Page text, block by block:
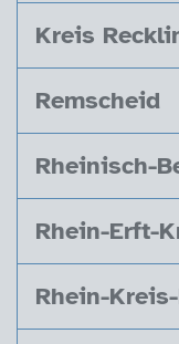
Kreis
Remscheid
Rheinisch-
Rhein-Erft-
Rhein-